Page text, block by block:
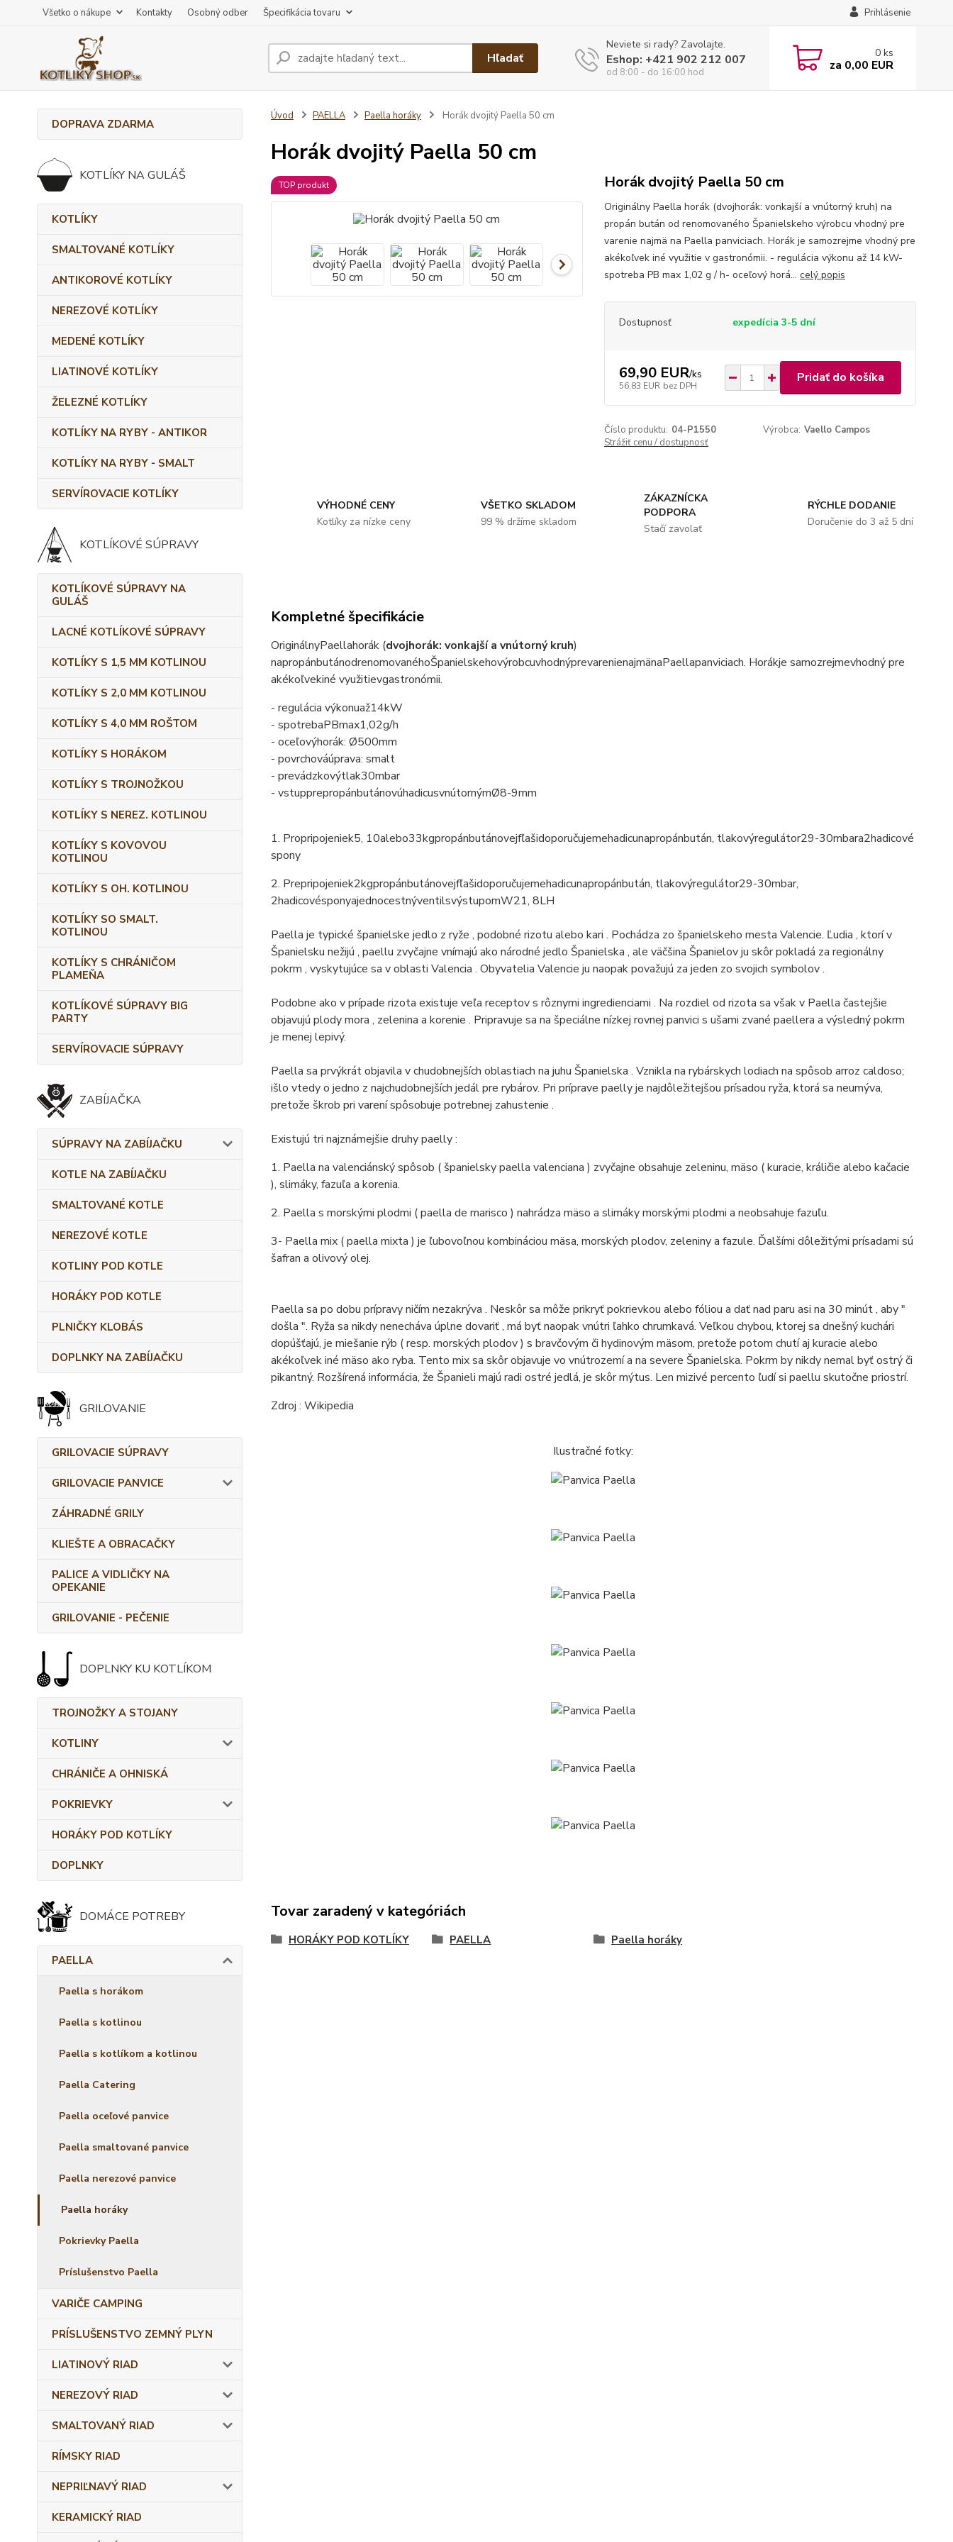
Všetko o nákupe Kontakty Osobný odber Špecifikácia tovaru Prihlásenie
Hľadať
Neviete si rady? Zavolajte.
Eshop: +421 902 212 007
od 8:00 - do 16:00 hod
0 ks
za 0,00 EUR
DOPRAVA ZDARMA
KOTLÍKY NA GULÁŠ
KOTLÍKY
SMALTOVANÉ KOTLÍKY
ANTIKOROVÉ KOTLÍKY
NEREZOVÉ KOTLÍKY
MEDENÉ KOTLÍKY
LIATINOVÉ KOTLÍKY
ŽELEZNÉ KOTLÍKY
KOTLÍKY NA RYBY - ANTIKOR
KOTLÍKY NA RYBY - SMALT
SERVÍROVACIE KOTLÍKY
KOTLÍKOVÉ SÚPRAVY
KOTLÍKOVÉ SÚPRAVY NA
GULÁŠ
LACNÉ KOTLÍKOVÉ SÚPRAVY
KOTLÍKY S 1,5 MM KOTLINOU
KOTLÍKY S 2,0 MM KOTLINOU
KOTLÍKY S 4,0 MM ROŠTOM
KOTLÍKY S HORÁKOM
KOTLÍKY S TROJNOŽKOU
KOTLÍKY S NEREZ. KOTLINOU
KOTLÍKY S KOVOVOU
KOTLINOU
KOTLÍKY S OH. KOTLINOU
KOTLÍKY SO SMALT.
KOTLINOU
KOTLÍKY S CHRÁNIČOM
PLAMEŇA
KOTLÍKOVÉ SÚPRAVY BIG
PARTY
SERVÍROVACIE SÚPRAVY
ZABÍJAČKA
SÚPRAVY NA ZABÍJAČKU
KOTLE NA ZABÍJAČKU
SMALTOVANÉ KOTLE
NEREZOVÉ KOTLE
KOTLINY POD KOTLE
HORÁKY POD KOTLE
PLNIČKY KLOBÁS
DOPLNKY NA ZABÍJAČKU
GRILOVANIE
GRILOVACIE SÚPRAVY
GRILOVACIE PANVICE
ZÁHRADNÉ GRILY
KLIEŠTE A OBRACAČKY
PALICE A VIDLIČKY NA
OPEKANIE
GRILOVANIE - PEČENIE
DOPLNKY KU KOTLÍKOM
TROJNOŽKY A STOJANY
KOTLINY
CHRÁNIČE A OHNISKÁ
POKRIEVKY
HORÁKY POD KOTLÍKY
DOPLNKY
DOMÁCE POTREBY
PAELLA
Paella s horákom
Paella s kotlinou
Paella s kotlíkom a kotlinou
Paella Catering
Paella oceľové panvice
Paella smaltované panvice
Paella nerezové panvice
Paella horáky
Pokrievky Paella
Príslušenstvo Paella
VARIČE CAMPING
PRÍSLUŠENSTVO ZEMNÝ PLYN
LIATINOVÝ RIAD
NEREZOVÝ RIAD
SMALTOVANÝ RIAD
RÍMSKY RIAD
NEPRIĽNAVÝ RIAD
KERAMICKÝ RIAD
Úvod PAELLA Paella horáky Horák dvojitý Paella 50 cm
Horák dvojitý Paella 50 cm
TOP produkt Horák dvojitý Paella 50 cm
Originálny Paella horák (dvojhorák: vonkajší a vnútorný kruh) na
propán bután od renomovaného Španielskeho výrobcu vhodný pre
varenie najmä na Paella panviciach. Horák je samozrejme vhodný pre
akékoľvek iné využitie v gastronómii. - regulácia výkonu až 14 kW-
spotreba PB max 1,02 g / h- oceľový horá... celý popis
Dostupnosť expedícia 3-5 dní
69,90 EUR/ks
56,83 EUR bez DPH
Pridať do košíka
Číslo produktu: 04-P1550 Výrobca: Vaello Campos
Strážiť cenu / dostupnosť
VÝHODNÉ CENY
Kotlíky za nízke ceny
VŠETKO SKLADOM
99 % držíme skladom
ZÁKAZNÍCKA
PODPORA
Stačí zavolať
RÝCHLE DODANIE
Doručenie do 3 až 5 dní
Kompletné špecifikácie
OriginálnyPaellahorák(dvojhorák: vonkajší a vnútorný kruh)
napropánbutánodrenomovanéhoŠpanielskehovýrobcuvhodnýprevarenienajmänaPaellapanviciach. Horákje samozrejmevhodný pre
akékoľvekiné využitievgastronómii.
- regulácia výkonuaž14kW
- spotrebaPBmax1,02g/h
- oceľovýhorák: Ø500mm
- povrchováúprava: smalt
- prevádzkovýtlak30mbar
- vstupprepropánbutánovúhadicusvnútornýmØ8-9mm
1. Propripojeniek5, 10alebo33kgpropánbutánovejfľašidoporučujemehadicunapropánbután, tlakovýregulátor29-30mbara2hadicové
spony
2. Prepripojeniek2kgpropánbutánovejfľašidoporučujemehadicunapropánbután, tlakovýregulátor29-30mbar,
2hadicovésponyajednocestnýventilsvýstupomW21, 8LH
Paella je typické španielske jedlo z ryže , podobné rizotu alebo kari . Pochádza zo španielskeho mesta Valencie. Ľudia , ktorí v
Španielsku nežijú , paellu zvyčajne vnímajú ako národné jedlo Španielska , ale väčšina Španielov ju skôr pokladá za regionálny
pokrm , vyskytujúce sa v oblasti Valencia . Obyvatelia Valencie ju naopak považujú za jeden zo svojich symbolov .
Podobne ako v prípade rizota existuje veľa receptov s rôznymi ingredienciami . Na rozdiel od rizota sa však v Paella častejšie
objavujú plody mora , zelenina a korenie . Pripravuje sa na špeciálne nízkej rovnej panvici s ušami zvané paellera a výsledný pokrm
je menej lepivý.
Paella sa prvýkrát objavila v chudobnejších oblastiach na juhu Španielska . Vznikla na rybárskych lodiach na spôsob arroz caldoso;
išlo vtedy o jedno z najchudobnejších jedál pre rybárov. Pri príprave paelly je najdôležitejšou prísadou ryža, ktorá sa neumýva,
pretože škrob pri varení spôsobuje potrebnej zahustenie .
Existujú tri najznámejšie druhy paelly :
1. Paella na valenciánský spôsob ( španielsky paella valenciana ) zvyčajne obsahuje zeleninu, mäso ( kuracie, králičie alebo kačacie
), slimáky, fazuľa a korenia.
2. Paella s morskými plodmi ( paella de marisco ) nahrádza mäso a slimáky morskými plodmi a neobsahuje fazuľu.
3- Paella mix ( paella mixta ) je ľubovoľnou kombináciou mäsa, morských plodov, zeleniny a fazule. Ďalšími dôležitými prísadami sú
šafran a olivový olej.
Paella sa po dobu prípravy ničím nezakrýva . Neskôr sa môže prikryť pokrievkou alebo fóliou a dať nad paru asi na 30 minút , aby "
došla ". Ryža sa nikdy nenecháva úplne dovariť , má byť naopak vnútri ľahko chrumkavá. Veľkou chybou, ktorej sa dnešný kuchári
dopúšťajú, je miešanie rýb ( resp. morských plodov ) s bravčovým či hydinovým mäsom, pretože potom chutí aj kuracie alebo
akékoľvek iné mäso ako ryba. Tento mix sa skôr objavuje vo vnútrozemí a na severe Španielska. Pokrm by nikdy nemal byť ostrý či
pikantný. Rozšírená informácia, že Španieli majú radi ostré jedlá, je skôr mýtus. Len mizivé percento ľudí si paellu skutočne priostrí.
Zdroj : Wikipedia
Ilustračné fotky:
Tovar zaradený v kategóriách
HORÁKY POD KOTLÍKY PAELLA Paella horáky